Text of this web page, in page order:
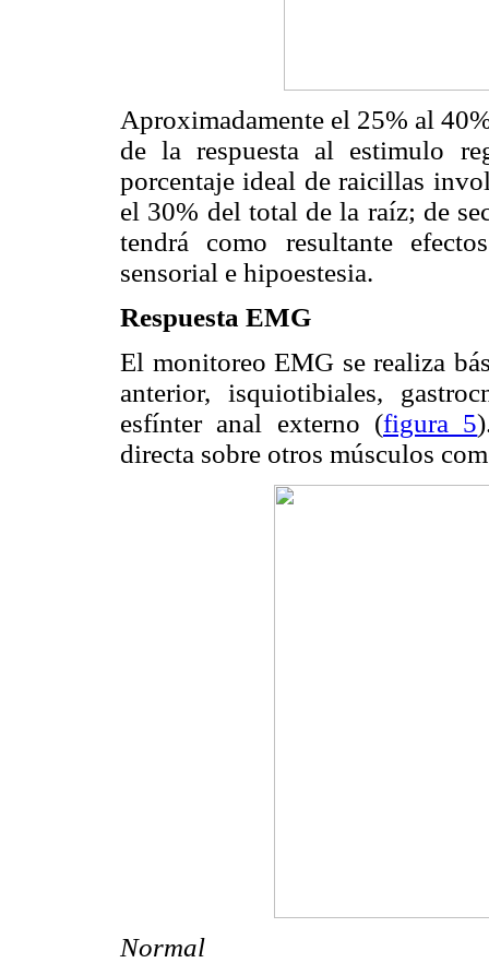
Aproximadamente el 25% al
de la respuesta al estimulo
porcentaje ideal de raicillas
el 30% del total de la raíz; de
tendrá como resultante
sensorial e hipoestesia.
Respuesta EMG
El monitoreo EMG se realiza
anterior, isquiotibiales,
esfínter anal externo (figura 5
directa sobre otros músculos
Normal